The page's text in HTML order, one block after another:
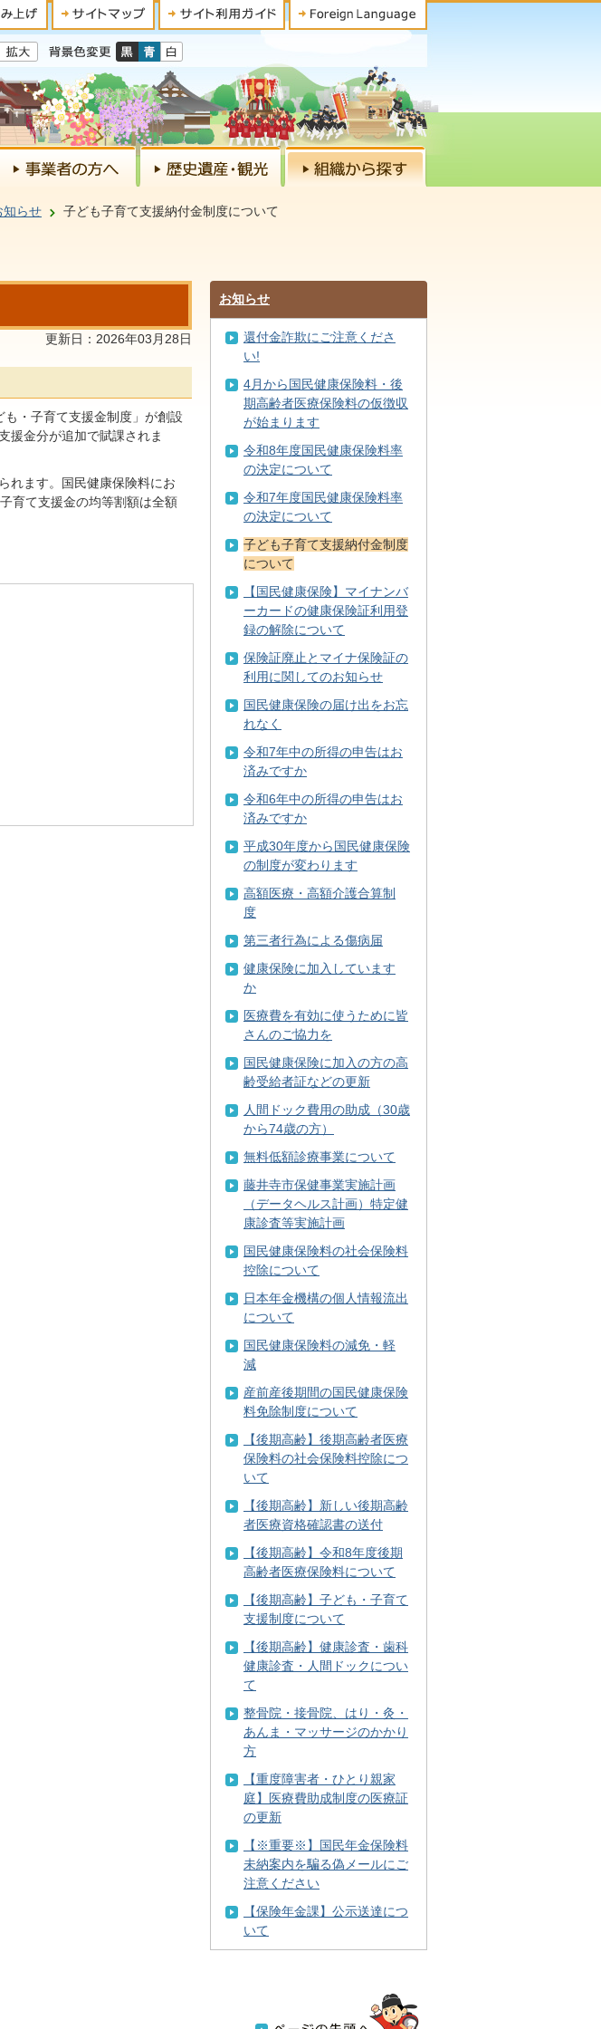
知らせ 子ども子育て支援納付金制度について
更新日：2026年03月28日
・子育て支援金制度」が創設
援金分が追加で賦課されま
れます。国民健康保険料にお
育て支援金の均等割額は全額
お知らせ
還付金詐欺にご注意くださ
い!
4月から国民健康保険料・後
期高齢者医療保険料の仮徴収
が始まります
令和8年度国民健康保険料率
の決定について
令和7年度国民健康保険料率
の決定について
子ども子育て支援納付金制度
について
【国民健康保険】マイナンバ
ーカードの健康保険証利用登
録の解除について
保険証廃止とマイナ保険証の
利用に関してのお知らせ
国民健康保険の届け出をお忘
れなく
令和7年中の所得の申告はお
済みですか
令和6年中の所得の申告はお
済みですか
平成30年度から国民健康保険
の制度が変わります
高額医療・高額介護合算制
度
第三者行為による傷病届
健康保険に加入しています
か
医療費を有効に使うために皆
さんのご協力を
国民健康保険に加入の方の高
齢受給者証などの更新
人間ドック費用の助成（30歳
から74歳の方）
無料低額診療事業について
藤井寺市保健事業実施計画
（データヘルス計画）特定健
康診査等実施計画
国民健康保険料の社会保険料
控除について
日本年金機構の個人情報流出
について
国民健康保険料の減免・軽
減
産前産後期間の国民健康保険
料免除制度について
【後期高齢】後期高齢者医療
保険料の社会保険料控除につ
いて
【後期高齢】新しい後期高齢
者医療資格確認書の送付
【後期高齢】令和8年度後期
高齢者医療保険料について
【後期高齢】子ども・子育て
支援制度について
【後期高齢】健康診査・歯科
健康診査・人間ドックについ
て
整骨院・接骨院、はり・灸・
あんま・マッサージのかかり
方
【重度障害者・ひとり親家
庭】医療費助成制度の医療証
の更新
【※重要※】国民年金保険料
未納案内を騙る偽メールにご
注意ください
【保険年金課】公示送達につ
いて